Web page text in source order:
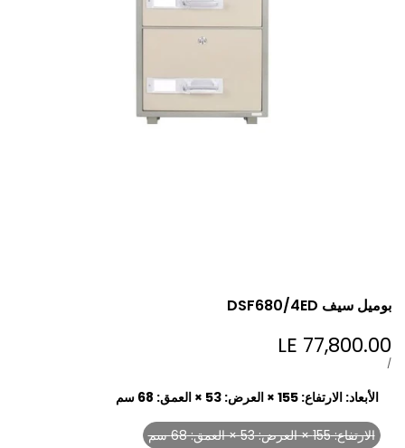
بوميل سيف DSF680/4ED
Sale
price
LE 77,800.00
UNIT/
الأبعاد:الارتفاع: 155 × العرض: 53 × العمق: 68 سم
Variant
الارتفاع: 155 × العرض: 53 × العمق: 68 سم